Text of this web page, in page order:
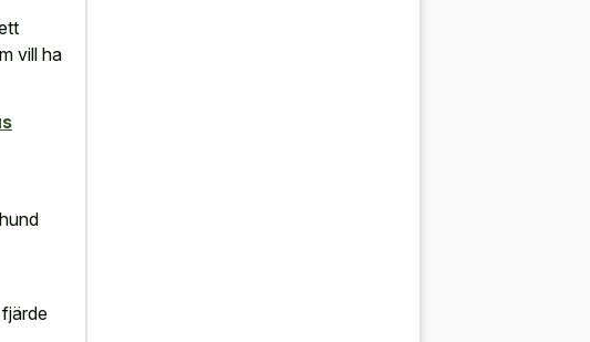
vill ha